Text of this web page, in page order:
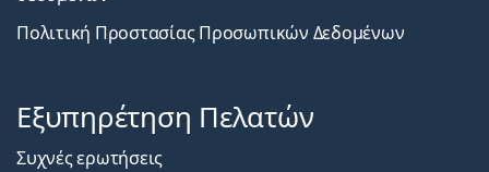
Πολιτική Προστασίας Προσωπικών Δεδομένων
Εξυπηρέτηση Πελατών
Συχνές ερωτήσεις